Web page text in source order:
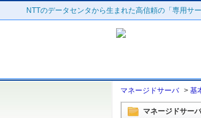
NTTのデータセンタから生まれた高信頼の「専用サー
マネージドサーバ > 基
マネージドサーバ